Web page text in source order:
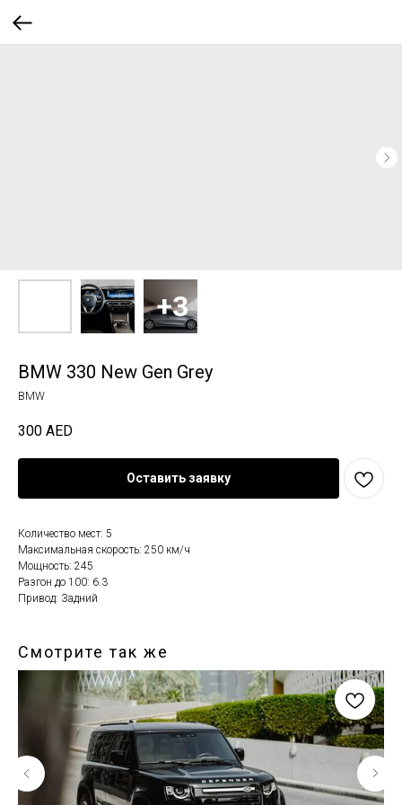
BMW 330 New Gen Grey
BMW
300 AED
Оставить заявку
Количество мест: 5
Максимальная скорость: 250 км/ч
Мощность: 245
Разгон до 100: 6.3
Привод: Задний
Смотрите так же